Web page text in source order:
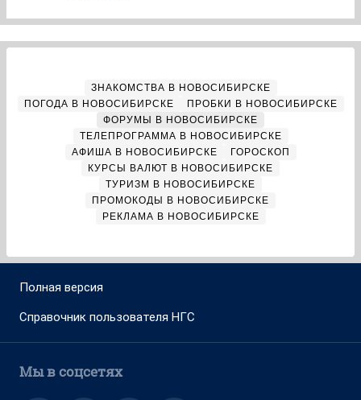
ЗНАКОМСТВА В НОВОСИБИРСКЕ
ПОГОДА В НОВОСИБИРСКЕ
ПРОБКИ В НОВОСИБИРСКЕ
ФОРУМЫ В НОВОСИБИРСКЕ
ТЕЛЕПРОГРАММА В НОВОСИБИРСКЕ
АФИША В НОВОСИБИРСКЕ
ГОРОСКОП
КУРСЫ ВАЛЮТ В НОВОСИБИРСКЕ
ТУРИЗМ В НОВОСИБИРСКЕ
ПРОМОКОДЫ В НОВОСИБИРСКЕ
РЕКЛАМА В НОВОСИБИРСКЕ
Полная версия
Справочник пользователя НГС
Мы в соцсетях